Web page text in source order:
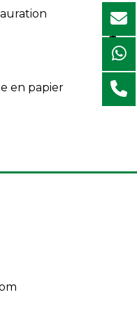
+
+
+
+
en papier